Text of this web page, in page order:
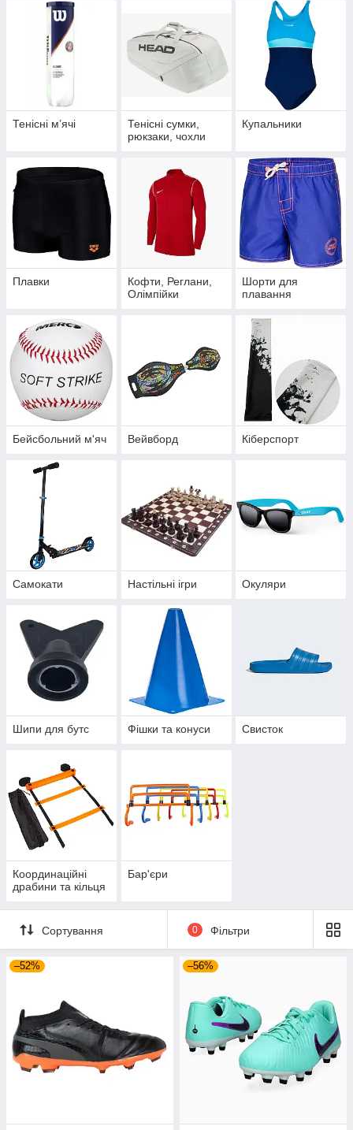
Тенісні мʼячі
Тенісні сумки,
рюкзаки, чохли
Купальники
Плавки
Кофти, Реглани,
Олімпійки
Шорти для
плавання
Бейсбольний м'яч Вейвборд Кіберспорт
Самокати Настільні ігри Окуляри
Шипи для бутс Фішки та конуси Свисток
Координаційні
драбини та кільця
Бар'єри
Сортування 0 Фільтри
–52% –56%